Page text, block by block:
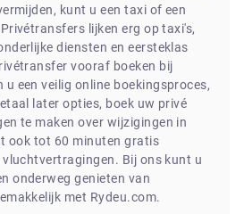
kunt u een taxi of een
lijken erg op taxi's,
diensten en eersteklas
vooraf boeken bij
u een veilig online boekingsproces,
later opties, boek uw privé
te maken over wijzigingen in
ook tot 60 minuten gratis
Bij ons kunt u
onderweg genieten van
met Rydeu.com.